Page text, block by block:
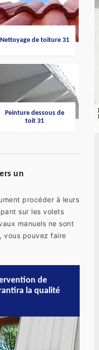
Nettoyage de toiture 31
Peinture dessous de
toit 31
un
procéder à leurs
sur les volets
manuels ne sont
vous pouvez faire
de
la qualité